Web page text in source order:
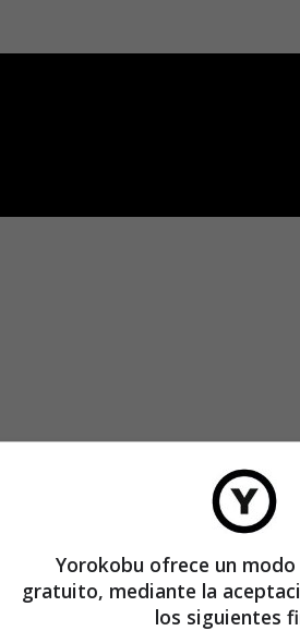
de un solo uso que, por normativa
Yorokobu ofrece un
gratuito, mediante la
los siguientes